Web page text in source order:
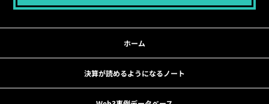
ホーム
決算が読めるようになるノート